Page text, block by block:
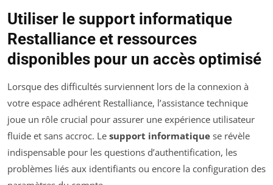
Utiliser le support informatique
Restalliance et ressources
disponibles pour un accès optimisé
Lorsque des difficultés surviennent lors de la connexion à
votre espace adhérent Restalliance, l’assistance technique
joue un rôle crucial pour assurer une expérience utilisateur
fluide et sans accroc. Le support informatique se révèle
indispensable pour les questions d’authentification, les
problèmes liés aux identifiants ou encore la configuration des